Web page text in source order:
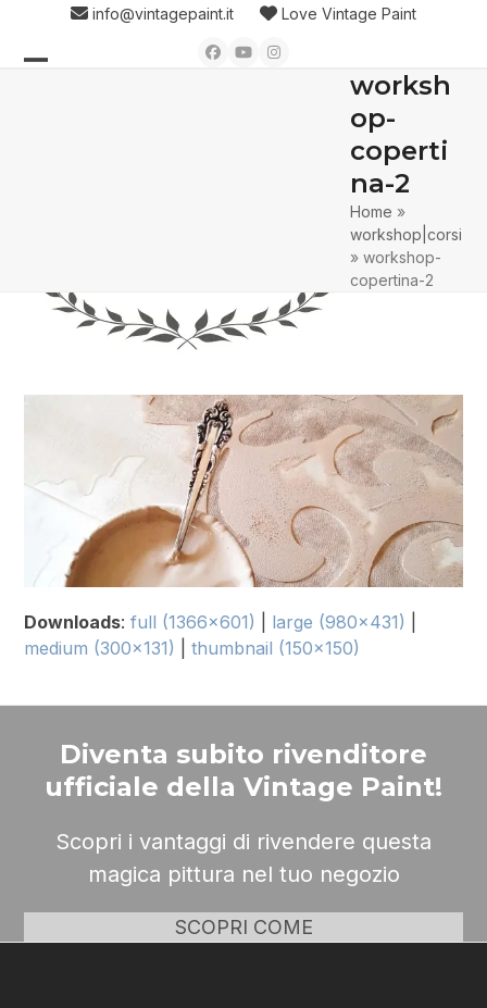
content
info@vintagepaint.it Love Vintage Paint
Facebook
YouTubeInstagram
worksh
op-
coperti
na-2
Home »
workshop|corsi
»workshop-
copertina-2
Downloads:full (1366x601) large (980x431)
medium (300x131)
|thumbnail (150x150)
Diventa subito rivenditore
ufficiale della Vintage Paint!
Scopri i vantaggi di rivendere questa
magica pittura nel tuo negozio
SCOPRI COME